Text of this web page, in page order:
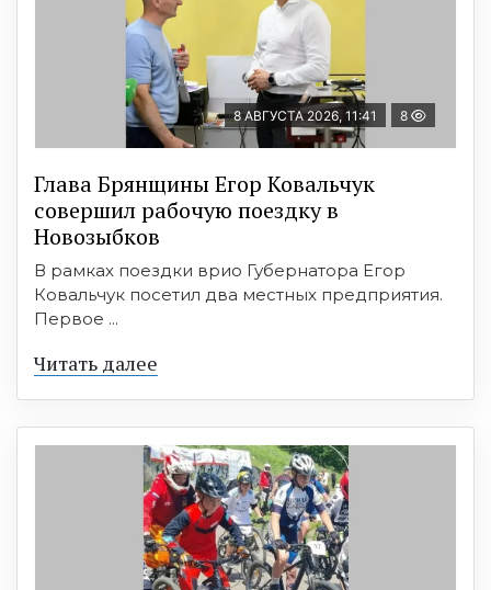
8 АВГУСТА 2026, 11:41 8
Глава Брянщины Егор Ковальчук
совершил рабочую поездку в
Новозыбков
В рамках поездки врио Губернатора Егор
Ковальчук посетил два местных предприятия.
Первое ...
Читать далее